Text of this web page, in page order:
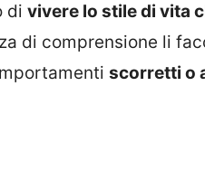
di vivere lo stile di vita
di comprensione li
scorretti o